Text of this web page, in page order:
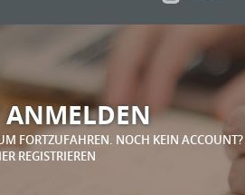
ANMELDEN
FORTZUFAHREN. NOCH KEIN ACCOUNT?
REGISTRIEREN